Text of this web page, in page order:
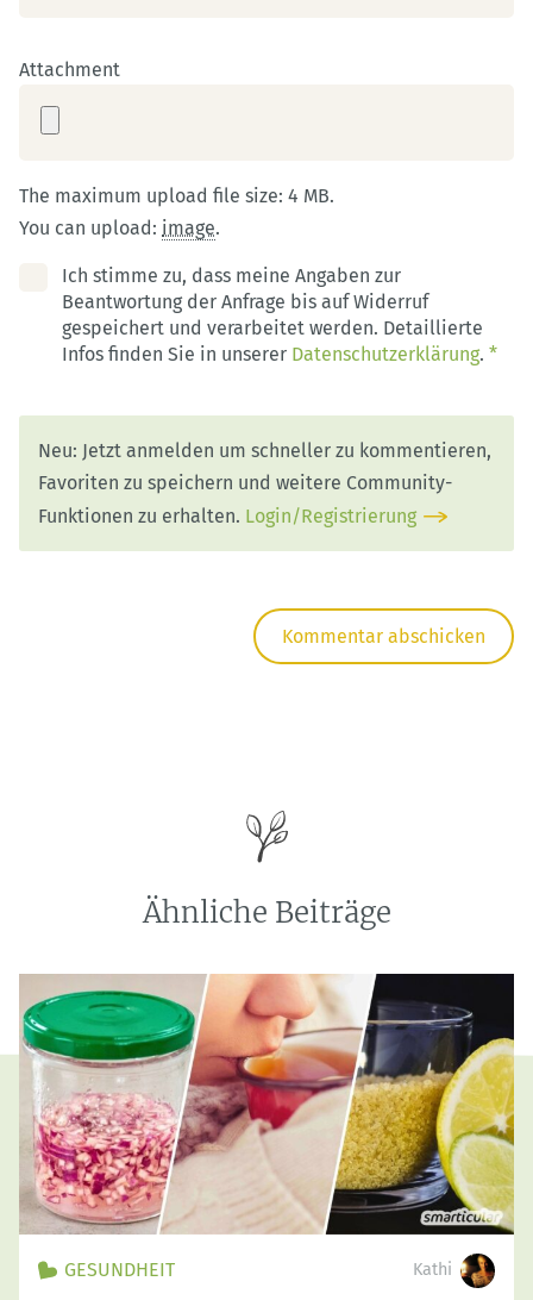
Ich stimme zu, dass meine Angaben zur
Beantwortung der Anfrage bis auf Widerruf
gespeichert und verarbeitet werden. Detaillierte
Infos finden Sie in unserer Datenschutzerklärung. *
Attachment
The maximum upload file size: 4 MB.
You can upload: image.
Neu: Jetzt anmelden um schneller zu kommentieren,
Favoriten zu speichern und weitere Community-
Funktionen zu erhalten. Login/Registrierung
Ähnliche Beiträge
GESUNDHEIT Kathi